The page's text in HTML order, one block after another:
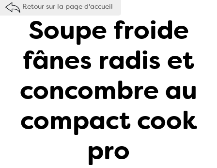
Retour sur la page d'accueil
Soupe froide
fânes radis et
concombre au
compact cook
pro